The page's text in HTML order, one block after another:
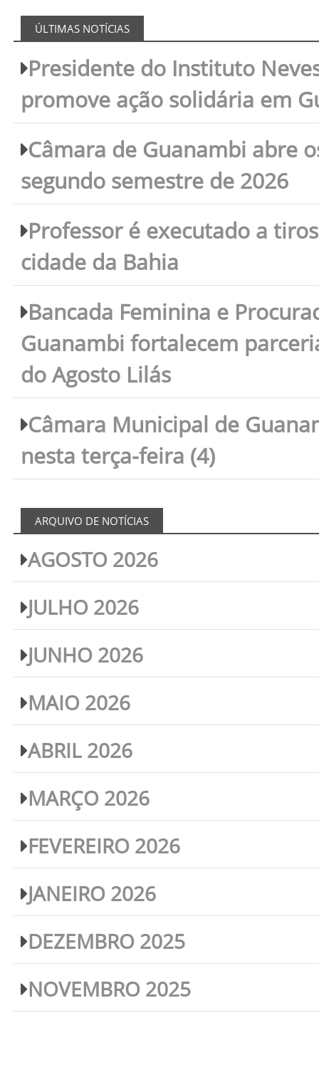
ÚLTIMAS NOTÍCIAS
Presidente do Instituto
promove ação solidária em
Câmara de Guanambi abre
segundo semestre de 2026
Professor é executado a
cidade da Bahia
Bancada Feminina e
Guanambi fortalecem
do Agosto Lilás
Câmara Municipal de
nesta terça-feira (4)
ARQUIVO DE NOTÍCIAS
AGOSTO 2026
JULHO 2026
JUNHO 2026
MAIO 2026
ABRIL 2026
MARÇO 2026
FEVEREIRO 2026
JANEIRO 2026
DEZEMBRO 2025
NOVEMBRO 2025